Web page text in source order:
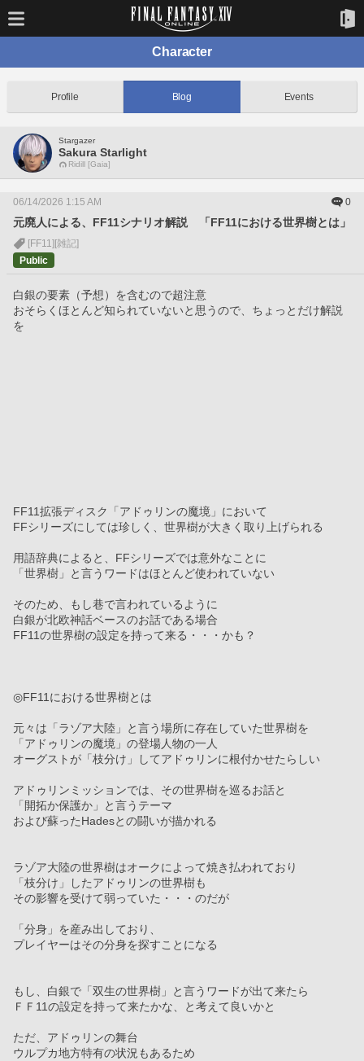
Character
Profile Blog Events
Stargazer
Sakura Starlight
Ridill [Gaia]
06/14/2026 1:15 AM 0
元廃人による、FF11シナリオ解説 「FF11における世界樹とは」
[FF11] [雑記]
Public
白銀の要素（予想）を含むので超注意
おそらくほとんど知られていないと思うので、ちょっとだけ解説
を
FF11拡張ディスク「アドゥリンの魔境」において
FFシリーズにしては珍しく、世界樹が大きく取り上げられる
用語辞典によると、FFシリーズでは意外なことに
「世界樹」と言うワードはほとんど使われていない
そのため、もし巷で言われているように
白銀が北欧神話ベースのお話である場合
FF11の世界樹の設定を持って来る・・・かも？
◎FF11における世界樹とは
元々は「ラゾア大陸」と言う場所に存在していた世界樹を
「アドゥリンの魔境」の登場人物の一人
オーグストが「枝分け」してアドゥリンに根付かせたらしい
アドゥリンミッションでは、その世界樹を巡るお話と
「開拓か保護か」と言うテーマ
および蘇ったHadesとの闘いが描かれる
ラゾア大陸の世界樹はオークによって焼き払われており
「枝分け」したアドゥリンの世界樹も
その影響を受けて弱っていた・・・のだが
「分身」を産み出しており、
プレイヤーはその分身を探すことになる
もし、白銀で「双生の世界樹」と言うワードが出て来たら
ＦＦ11の設定を持って来たかな、と考えて良いかと
ただ、アドゥリンの舞台
ウルプカ地方特有の状況もあるため